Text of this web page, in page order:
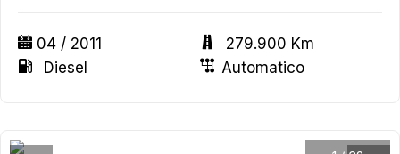
04 / 2011
279.900 Km
Diesel
Automatico